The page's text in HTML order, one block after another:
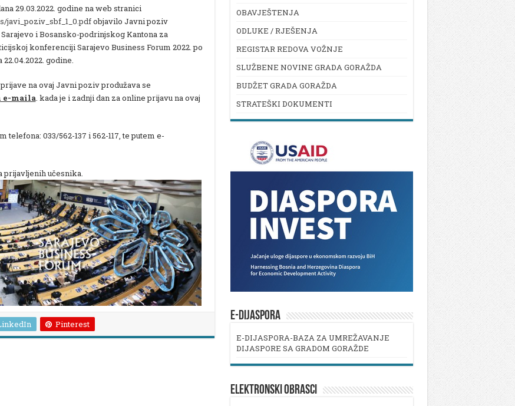
29.03.2022. godine na web stranici
javi_poziv_sbf_1_0.pdfobjavilo Javni poziv
i Bosansko-podrinjskog Kantona za
konferenciji Sarajevo Business Forum 2022. po
22.04.2022. godine.
na ovaj Javni poziv produžava se
e-maila. kada je i zadnji dan za online prijavu na ovaj
033/562-137 i 562-117, te putem e-
prijavljenih učesnika.
Pinterest
OBAVJEŠTENJA
ODLUKE / RJEŠENJA
REGISTAR REDOVA VOŽNJE
SLUŽBENE NOVINE GRADA GORAŽDA
BUDŽET GRADA GORAŽDA
STRATEŠKI DOKUMENTI
E-DIJASPORA
E-DIJASPORA-BAZA ZA UMREŽAVANJE
DIJASPORE SA GRADOM GORAŽDE
ELEKTRONSKI OBRASCI